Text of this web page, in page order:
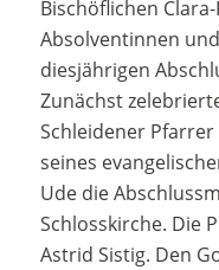
Bischöflichen
Absolventinnen
diesjährigen
Zunächst
Schleidener
seines
Ude die
Schlosskirche. Die
Astrid Sistig. Den